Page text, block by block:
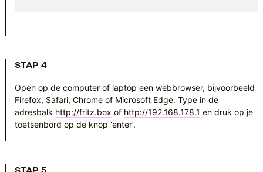
STAP 4
Open op de computer of laptop een webbrowser, bijvoorbeeld
Firefox, Safari, Chrome of Microsoft Edge. Type in de
adresbalk http://fritz.box of http://192.168.178.1 en druk op je
toetsenbord op de knop ‘enter’.